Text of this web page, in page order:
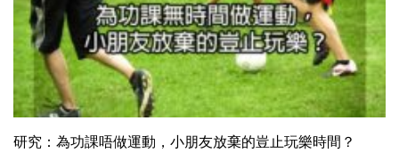
研究：為功課唔做運動，小朋友放棄的豈止玩樂時間？